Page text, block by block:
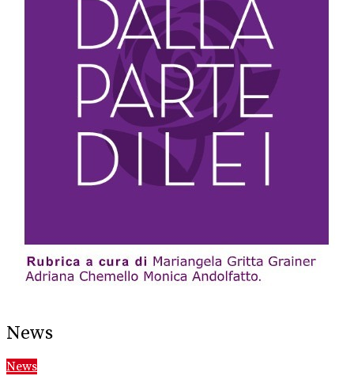
News
News